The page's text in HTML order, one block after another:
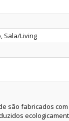
Sala/Living
são fabricados